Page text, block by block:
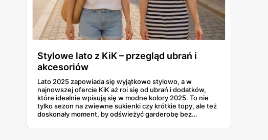
Stylowe lato z KiK – przegląd ubrań i
akcesoriów
Lato 2025 zapowiada się wyjątkowo stylowo, a w
najnowszej ofercie KiK aż roi się od ubrań i dodatków,
które idealnie wpisują się w modne kolory 2025. To nie
tylko sezon na zwiewne sukienki czy krótkie topy, ale też
doskonały moment, by odświeżyć garderobę bez
– z szerokim wyborem lekkich, letnich fasonów,